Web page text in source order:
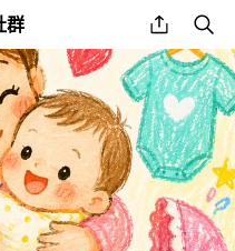
群 share